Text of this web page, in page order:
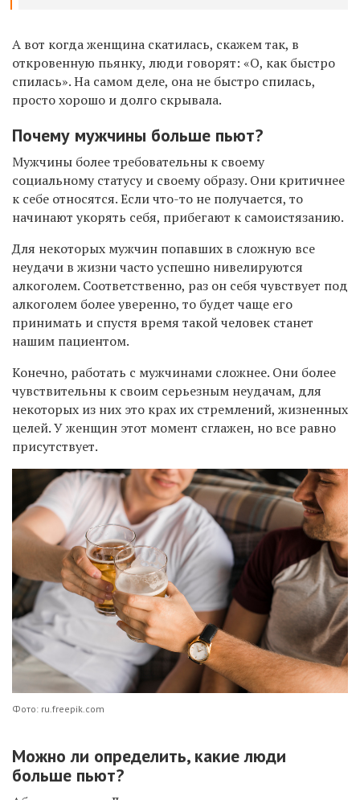
А вот когда женщина скатилась, скажем так, в
откровенную пьянку, люди говорят: «О, как быстро
спилась». На самом деле, она не быстро спилась,
просто хорошо и долго скрывала.
Почему мужчины больше пьют?
Мужчины более требовательны к своему
социальному статусу и своему образу. Они критичнее
к себе относятся. Если что-то не получается, то
начинают укорять себя, прибегают к самоистязанию.
Для некоторых мужчин попавших в сложную все
неудачи в жизни часто успешно нивелируются
алкоголем. Соответственно, раз он себя чувствует под
алкоголем более уверенно, то будет чаще его
принимать и спустя время такой человек станет
нашим пациентом.
Конечно, работать с мужчинами сложнее. Они более
чувствительны к своим серьезным неудачам, для
некоторых из них это крах их стремлений, жизненных
целей. У женщин этот момент сглажен, но все равно
присутствует.
Фото: ru.freepik.com
Можно ли определить, какие люди
больше пьют?